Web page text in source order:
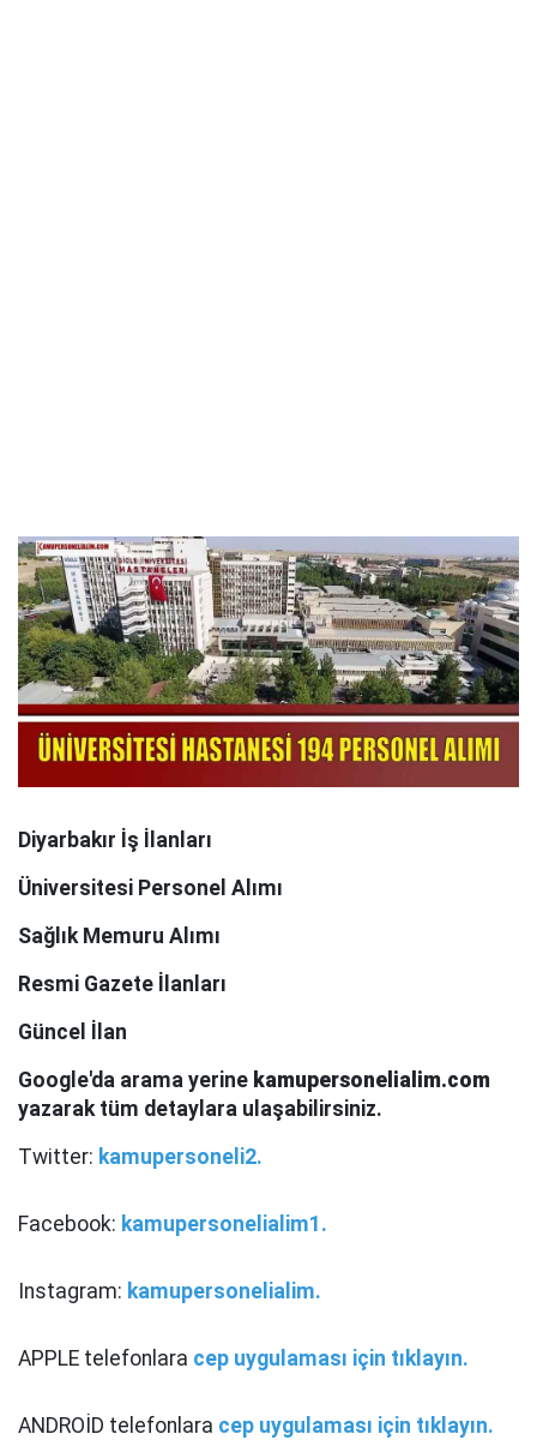
Diyarbakır İş İlanları
Üniversitesi Personel Alımı
Sağlık Memuru Alımı
Resmi Gazete İlanları
Güncel İlan
Google'da arama yerine kamupersonelialim.com
yazarak tüm detaylara ulaşabilirsiniz.
Twitter: kamupersoneli2.
Facebook: kamupersonelialim1.
Instagram: kamupersonelialim.
APPLE telefonlara cep uygulaması için tıklayın.
ANDROİD telefonlara cep uygulaması için tıklayın.